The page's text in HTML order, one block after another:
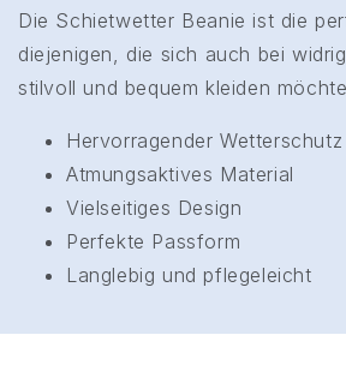
Die Schietwetter Beanie ist die
diejenigen, die sich auch bei
stilvoll und bequem kleiden
Hervorragender Wetterschutz
Atmungsaktives Material
Vielseitiges Design
Perfekte Passform
Langlebig und pflegeleicht